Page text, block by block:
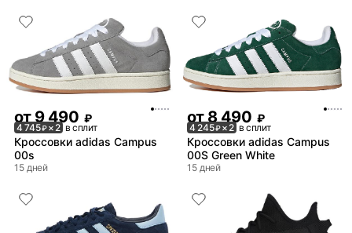
от9 490 ₽
4 745₽× 2 в сплит
Кроссовки adidas Campus
00s
15 дней
от8 490 ₽
4 245₽× 2 в сплит
Кроссовки adidas Campus
00S Green White
15 дней